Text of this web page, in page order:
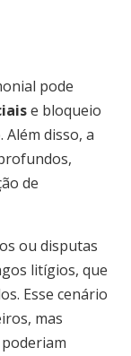
pode
e bloqueio
disso, a
de
ou disputas
litígios, que
Esse cenário
mas